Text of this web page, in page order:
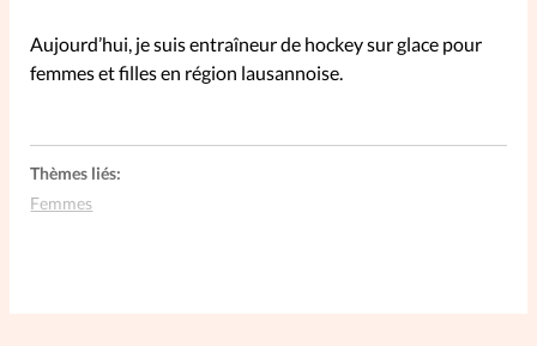
Faire un don
éditions
Aujourd’hui, je suis entraîneur de hockey sur glace pour
femmes et filles en région lausannoise.
Thèmes liés:
Femmes